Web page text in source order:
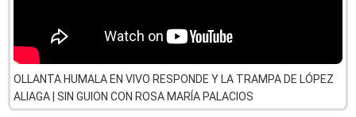
OLLANTA HUMALA EN VIVO RESPONDE Y LA TRAMPA DE LÓPEZ
ALIAGA | SIN GUION CON ROSA MARÍA PALACIOS